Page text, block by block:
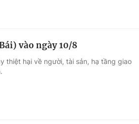
vào ngày 10/8
thiệt hại về người, tài sản, hạ tầng giao